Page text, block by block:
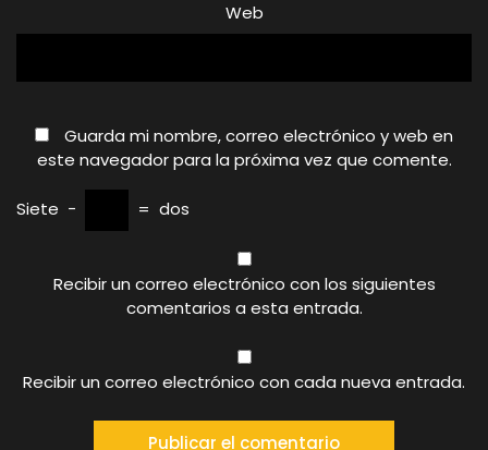
Web
Guarda mi nombre, correo electrónico y web en
este navegador para la próxima vez que comente.
Siete − = dos
Recibir un correo electrónico con los siguientes
comentarios a esta entrada.
Recibir un correo electrónico con cada nueva entrada.